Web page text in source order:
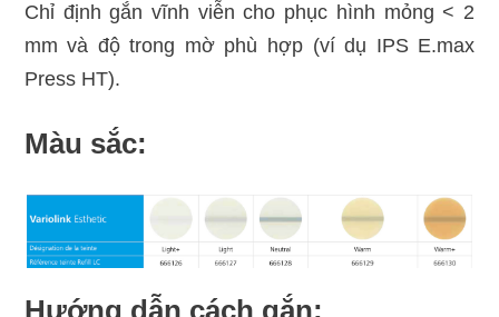
Chỉ định gắn vĩnh viễn cho phục hình mỏng < 2
mm và độ trong mờ phù hợp (ví dụ IPS E.max
Press HT).
Màu sắc: